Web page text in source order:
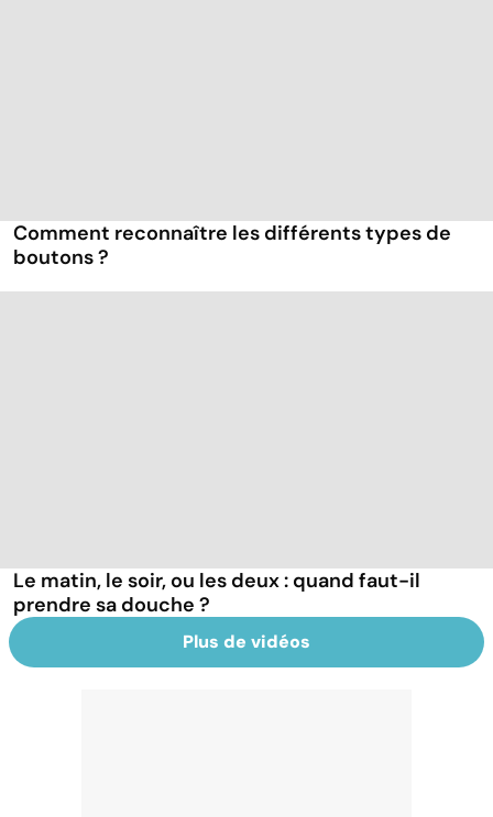
Comment reconnaître les différents types de
boutons ?
Le matin, le soir, ou les deux : quand faut-il
prendre sa douche ?
Plus de vidéos